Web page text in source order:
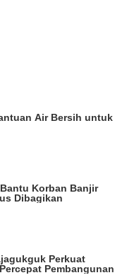
Air Bersih untuk
Korban Banjir
Dibagikan
Perkuat
Pembangunan